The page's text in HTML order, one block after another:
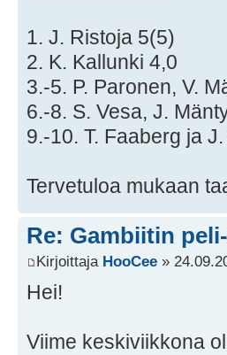
1. J. Ristoja 5(5)
2. K. Kallunki 4,0
3.-5. P. Paronen, V.
6.-8. S. Vesa, J.
9.-10. T. Faaberg ja
Tervetuloa mukaan
Re: Gambiitin
Kirjoittaja HooCee »
Hei!
Viime keskiviikkona